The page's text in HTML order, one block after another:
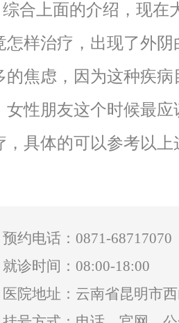
上面的介绍，现在
怎样治疗，出现了外
的焦虑，因为这种疾
女性朋友这个时候最
，具体的可以参考以上
预约电话： 0871-68717070
就诊时间：08:00-18:00
医院地址：云南省昆明市